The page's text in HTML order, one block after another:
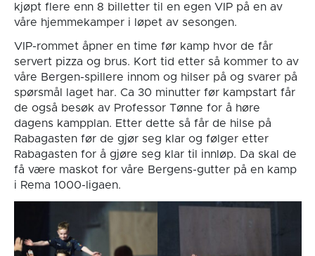
kjøpt flere enn 8 billetter til en egen VIP på en av
våre hjemmekamper i løpet av sesongen.
VIP-rommet åpner en time før kamp hvor de får
servert pizza og brus. Kort tid etter så kommer to av
våre Bergen-spillere innom og hilser på og svarer på
spørsmål laget har. Ca 30 minutter før kampstart får
de også besøk av Professor Tønne for å høre
dagens kampplan. Etter dette så får de hilse på
Rabagasten før de gjør seg klar og følger etter
Rabagasten for å gjøre seg klar til innløp. Da skal de
få være maskot for våre Bergens-gutter på en kamp
i Rema 1000-ligaen.